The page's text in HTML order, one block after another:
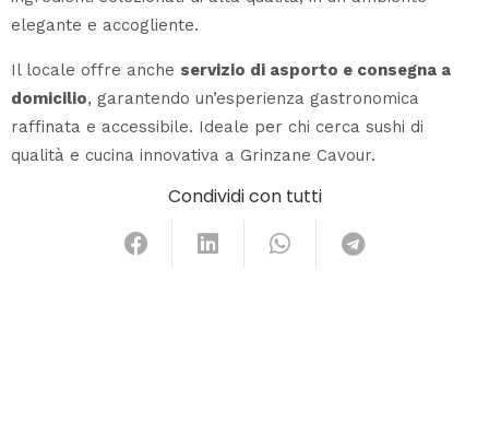
elegante e accogliente.
Il locale offre anche servizio di asporto e consegna a
domicilio, garantendo un’esperienza gastronomica
raffinata e accessibile. Ideale per chi cerca sushi di
qualità e cucina innovativa a Grinzane Cavour.
Condividi con tutti